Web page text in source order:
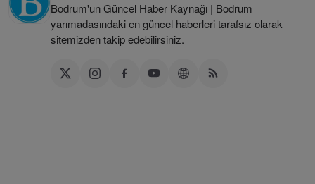
Bodrum'un Güncel Haber Kaynağı | Bodrum
yarımadasındaki en güncel haberleri tarafsız olarak
sitemizden takip edebilirsiniz.